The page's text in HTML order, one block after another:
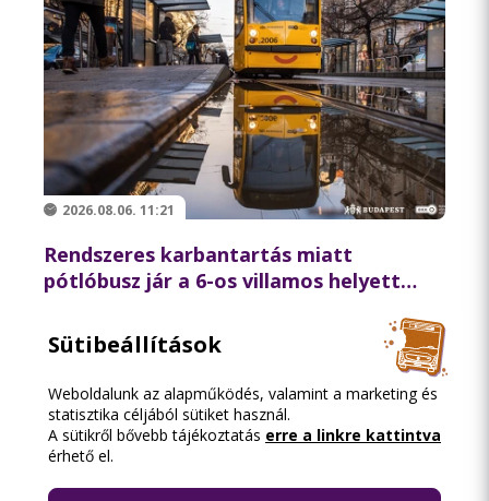
2026.08.06. 11:21
Rendszeres karbantartás miatt
pótlóbusz jár a 6-os villamos helyett
Sütibeállítások
Weboldalunk az alapműködés, valamint a marketing és
statisztika céljából sütiket használ.
A sütikről bővebb tájékoztatás erre a linkre kattintva
érhető el.